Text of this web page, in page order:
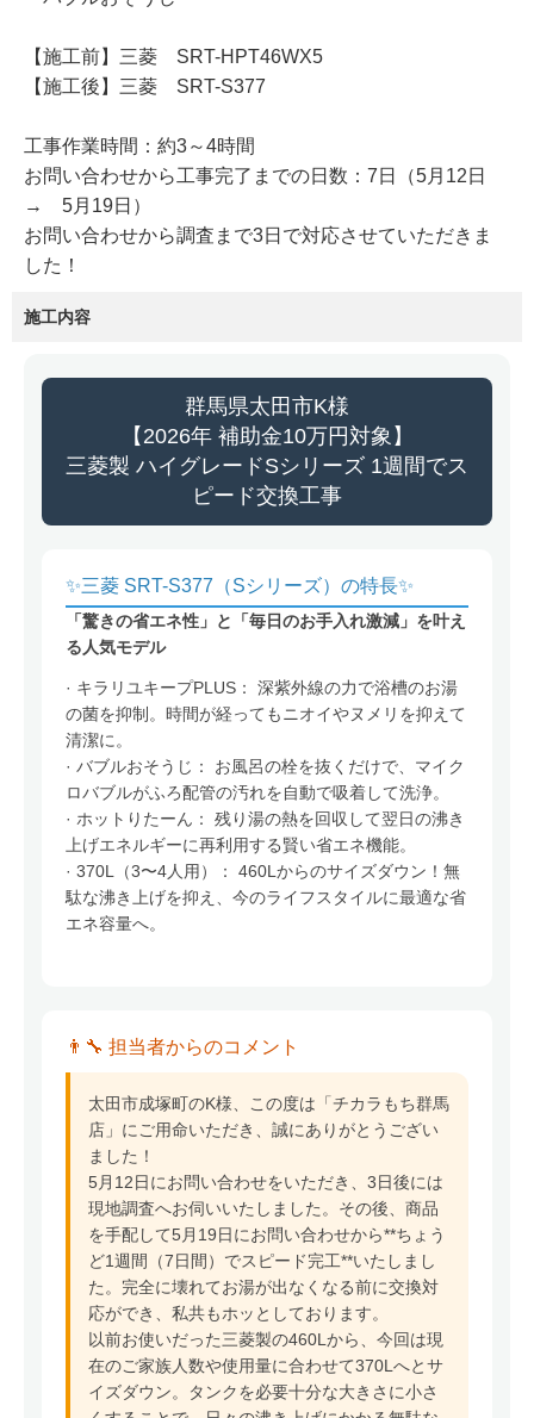
【施工前】三菱 SRT-HPT46WX5
【施工後】三菱 SRT-S377
工事作業時間：約3～4時間
お問い合わせから工事完了までの日数：7日（5月12日
→ 5月19日）
お問い合わせから調査まで3日で対応させていただきま
した！
施工内容
群馬県太田市K様
【2026年 補助金10万円対象】
三菱製 ハイグレードSシリーズ 1週間でス
ピード交換工事
✨三菱 SRT-S377（Sシリーズ）の特長✨
「驚きの省エネ性」と「毎日のお手入れ激減」を叶え
る人気モデル
· キラリユキープPLUS：
深紫外線の力で浴槽のお湯
の菌を抑制。時間が経ってもニオイやヌメリを抑えて
清潔に。
· バブルおそうじ：
お風呂の栓を抜くだけで、マイク
ロバブルがふろ配管の汚れを自動で吸着して洗浄。
· ホットりたーん：
残り湯の熱を回収して翌日の沸き
上げエネルギーに再利用する賢い省エネ機能。
· 370L（3〜4人用）：
460Lからのサイズダウン！無
駄な沸き上げを抑え、今のライフスタイルに最適な省
エネ容量へ。
👨‍🔧 担当者からのコメント
太田市成塚町のK様、この度は「チカラもち群馬
店」にご用命いただき、誠にありがとうござい
ました！
5月12日にお問い合わせをいただき、3日後には
現地調査へお伺いいたしました。その後、商品
を手配して5月19日にお問い合わせから**ちょう
ど1週間（7日間）でスピード完工**いたしまし
た。完全に壊れてお湯が出なくなる前に交換対
応ができ、私共もホッとしております。
以前お使いだった三菱製の460Lから、今回は現
在のご家族人数や使用量に合わせて370Lへとサ
イズダウン。タンクを必要十分な大きさに小さ